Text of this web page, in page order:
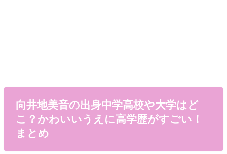
向井地美音の出身中学高校や大学はど
こ？かわいいうえに高学歴がすごい！
まとめ